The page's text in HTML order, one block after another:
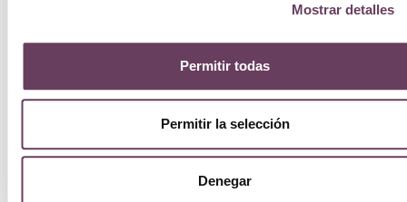
Mostrar detalles
Permitir todas
Permitir la selección
Denegar